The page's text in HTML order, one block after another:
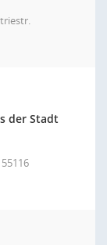
der Stadt